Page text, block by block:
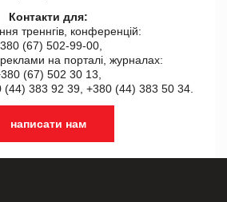
Контакти для:
треннгів, конференцій:
(67) 502-99-00,
на порталі, журналах:
(67) 502 30 13,
(44) 383 92 39, +380 (44) 383 50 34.
написати нам